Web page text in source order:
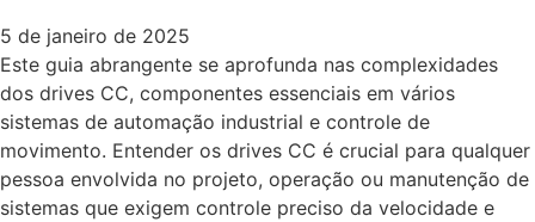
5 de janeiro de 2025
Este guia abrangente se aprofunda nas complexidades
dos drives CC, componentes essenciais em vários
sistemas de automação industrial e controle de
movimento. Entender os drives CC é crucial para qualquer
pessoa envolvida no projeto, operação ou manutenção de
sistemas que exigem controle preciso da velocidade e